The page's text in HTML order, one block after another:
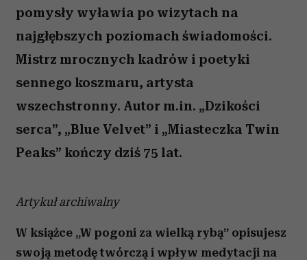
pomysły wyławia po wizytach na
najgłębszych poziomach świadomości.
Mistrz mrocznych kadrów i poetyki
sennego koszmaru, artysta
wszechstronny. Autor m.in. „Dzikości
serca”, „Blue Velvet” i „Miasteczka Twin
Peaks” kończy dziś 75 lat.
Artykuł archiwalny
W książce „W pogoni za wielką rybą” opisujesz
swoją metodę twórczą i wpływ medytacji na